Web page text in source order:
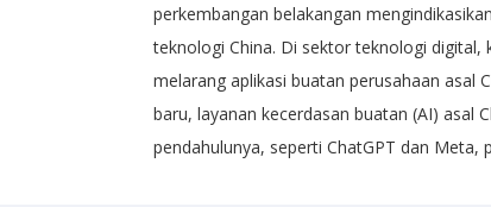
perkembangan belakangan
teknologi China. Di sektor teknologi
melarang aplikasi buatan perusahaan asal
baru, layanan kecerdasan buatan (AI) asal
pendahulunya, seperti ChatGPT dan Meta,